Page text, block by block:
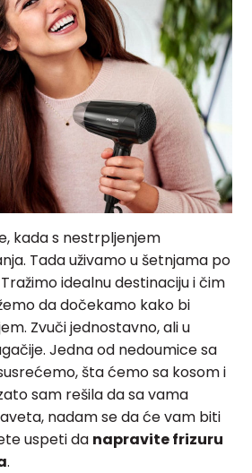
kada s nestrpljenjem
Tada uživamo u šetnjama po
idealnu destinaciju i čim
da dočekamo kako bi
Zvuči jednostavno, ali u
Jedna od nedoumice sa
šta ćemo sa kosom i
sam rešila da sa vama
nadam se da će vam biti
uspeti da napravite frizuru
.